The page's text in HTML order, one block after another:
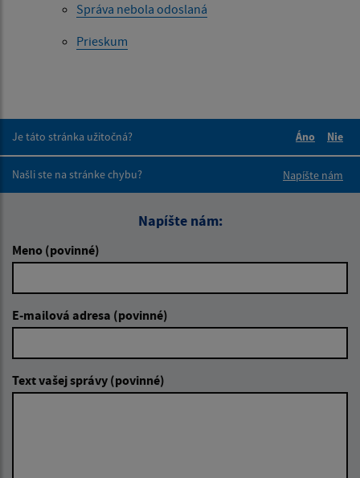
Správa nebola odoslaná
Prieskum
Je táto stránka užitočná?
Áno
Nie
Našli ste na stránke chybu?
Napíšte nám
Napíšte nám:
Meno (povinné)
E-mailová adresa (povinné)
Text vašej správy (povinné)